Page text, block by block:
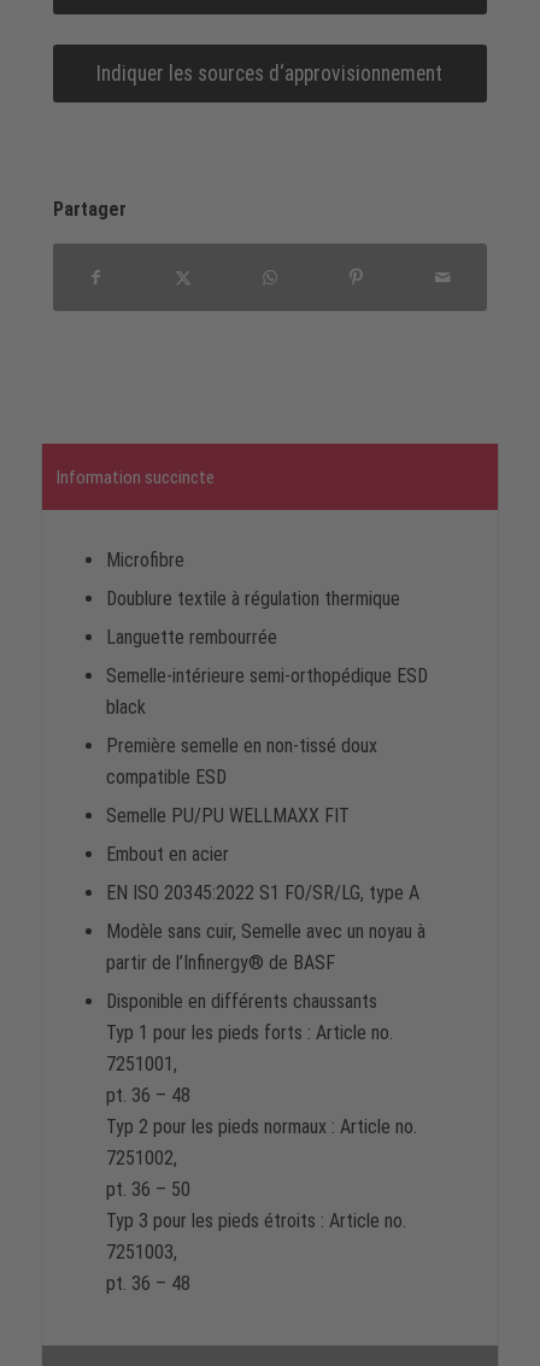
Indiquer les sources d‘approvisionnement
Partager
Information succincte
Microfibre
Doublure textile à régulation thermique
Languette rembourrée
Semelle-intérieure semi-orthopédique ESD
black
Première semelle en non-tissé doux
compatible ESD
Semelle PU/PU WELLMAXX FIT
Embout en acier
EN ISO 20345:2022 S1 FO/SR/LG, type A
Modèle sans cuir, Semelle avec un noyau à
partir de l’Infinergy® de BASF
Disponible en différents chaussants
Typ 1 pour les pieds forts : Article no.
7251001,
pt. 36 – 48
Typ 2 pour les pieds normaux : Article no.
7251002,
pt. 36 – 50
Typ 3 pour les pieds étroits : Article no.
7251003,
pt. 36 – 48